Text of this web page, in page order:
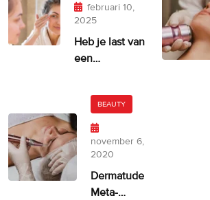
februari 10,
2025
Heb je last van
een
BEAUTY
november 6,
2020
Dermatude
Meta-